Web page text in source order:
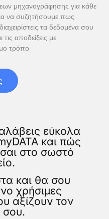
μηχανογράφησης για κάθε
να συζητήσουμε πως
τα δεδομένα σου
αποδείξεις με
τρόπο.
εύκολα
και πώς
στο σωστό
και θα σου
χρήσιμες
αξίζουν τον
σου.